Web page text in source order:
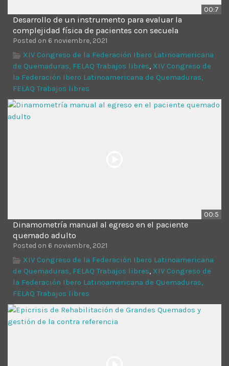
00:7
Desarrollo de un instrumento para evaluar la
complejidad física de pacientes con secuela
Posted on 6 noviembre, 2021
XIV Congreso de la Federación Ibero Latinoamericana
de Quemaduras, FELAQ Trabajos libres, XIV Congreso de
la Federación Ibero Latinoamericana de Quemaduras,
FELAQ Trabajos libres
00:5
Dinamometría manual al egreso en el paciente
quemado adulto
Posted on 6 noviembre, 2021
XIV Congreso de la Federación Ibero Latinoamericana
de Quemaduras, FELAQ Trabajos libres, XIV Congreso de
la Federación Ibero Latinoamericana de Quemaduras,
FELAQ Trabajos libres